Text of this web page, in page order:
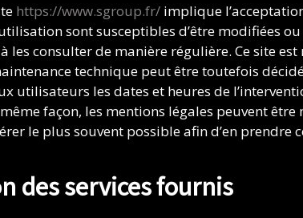
https://www.sgroup.fr/ implique
sont susceptibles d’être modifiées
les consulter de manière régulière. Ce site
technique peut être toutefois
utilisateurs les dates et heures de
façon, les mentions légales peuvent
le plus souvent possible afin d’en prendre
des services fournis